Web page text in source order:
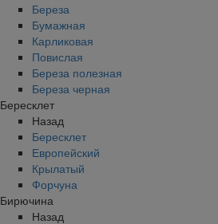
Береза
Бумажная
Карликовая
Повислая
Береза полезная
Береза черная
Бересклет
Назад
Бересклет
Европейский
Крылатый
Форчуна
Бирючина
Назад